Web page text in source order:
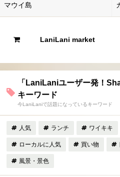
マウイ島
LaniLani market
「LaniLaniユーザー発！
キーワード
今LaniLaniで話題になっているキーワード
人気 ランチ ワイキキ
ローカルに人気 買い物
風景・景色